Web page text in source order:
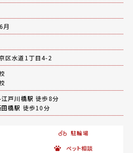
月
区水道1丁目4-2
江戸川橋駅 徒歩8分
橋駅 徒歩10分
駐輪場
ペット相談